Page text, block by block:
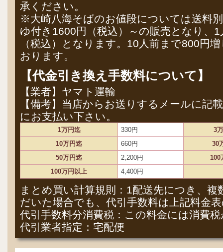
承ください。
※大崎八海そばのお値段については送料
ゆ付き1600円（税込）～の販売となり、
（税込）となります。10人前まで800円
おります。
【代金引き換え手数料について】
【業者】ヤマト運輸
【備考】当店からお送りするメールに記
にお支払い下さい。
1万円迄 330円
3
10万円迄
660円
30
50万円迄
2,200円
100
100万円以上
4,400円
まとめ買い計算規則：1配送先につき、
だいた場合でも、代引手数料は上記料金
代引手数料分消費税：この料金には消費
代引業者指定：宅配便